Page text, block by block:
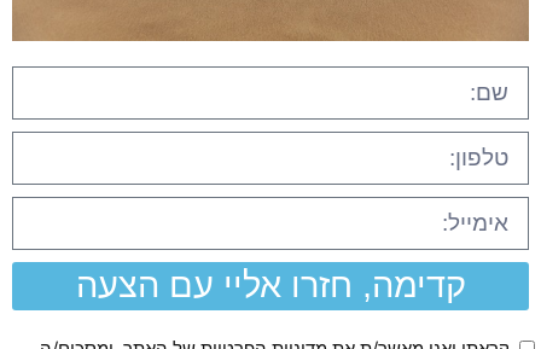
קדימה, חזרו אליי עם הצעה